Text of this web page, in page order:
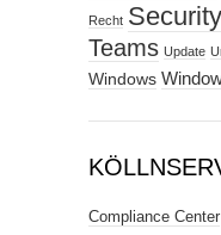
Recht Security
Teams Update
Windows
Compliance Center